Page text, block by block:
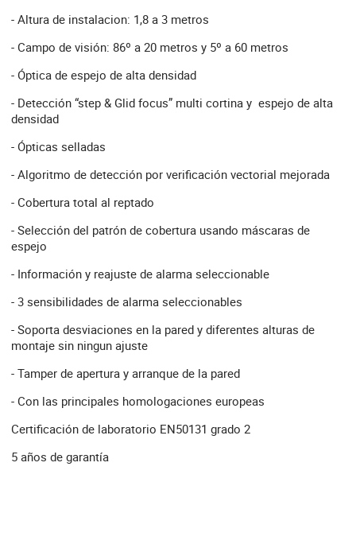
- Altura de instalacion: 1,8 a 3 metros
- Campo de visión: 86º a 20 metros y 5º a 60 metros
- Óptica de espejo de alta densidad
- Detección “step & Glid focus” multi cortina y espejo de alta
densidad
- Ópticas selladas
- Algoritmo de detección por verificación vectorial mejorada
- Cobertura total al reptado
- Selección del patrón de cobertura usando máscaras de
espejo
- Información y reajuste de alarma seleccionable
- 3 sensibilidades de alarma seleccionables
- Soporta desviaciones en la pared y diferentes alturas de
montaje sin ningun ajuste
- Tamper de apertura y arranque de la pared
- Con las principales homologaciones europeas
Certificación de laboratorio EN50131 grado 2
5 años de garantía